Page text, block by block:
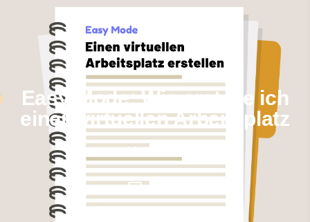
Easy-Mode: Wie erstelle ich
einen virtuellen Arbeitsplatz
05.11.2020